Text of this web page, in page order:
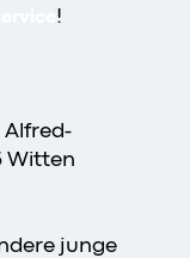
!
Witten
junge